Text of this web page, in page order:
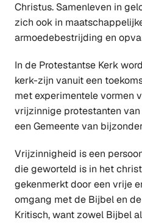
Christus. Samenleven in
zich ook in
armoedebestrijding en
In de Protestantse Kerk
kerk-zijn vanuit een
met experimentele vormen
vrijzinnige protestanten
een Gemeente van
Vrijzinnigheid is een
die geworteld is in het
gekenmerkt door een vrije
omgang met de Bijbel en
Kritisch, want zowel Bijbel